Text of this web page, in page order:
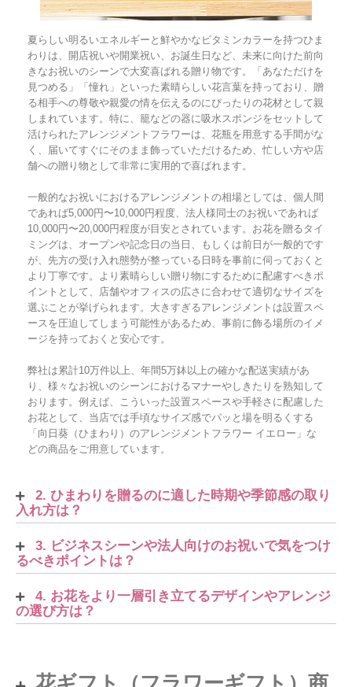
夏らしい明るいエネルギーと鮮やかなビタミンカラーを持つひま
わりは、開店祝いや開業祝い、お誕生日など、未来に向けた前向
きなお祝いのシーンで大変喜ばれる贈り物です。「あなただけを
見つめる」「憧れ」といった素晴らしい花言葉を持っており、贈
る相手への尊敬や親愛の情を伝えるのにぴったりの花材として親
しまれています。特に、籠などの器に吸水スポンジをセットして
活けられたアレンジメントフラワーは、花瓶を用意する手間がな
く、届いてすぐにそのまま飾っていただけるため、忙しい方や店
舗への贈り物として非常に実用的で喜ばれます。
一般的なお祝いにおけるアレンジメントの相場としては、個人間
であれば5,000円〜10,000円程度、法人様同士のお祝いであれば
10,000円〜20,000円程度が目安とされています。お花を贈るタイ
ミングは、オープンや記念日の当日、もしくは前日が一般的です
が、先方の受け入れ態勢が整っている日時を事前に伺っておくと
より丁寧です。より素晴らしい贈り物にするために配慮すべきポ
イントとして、店舗やオフィスの広さに合わせて適切なサイズを
選ぶことが挙げられます。大きすぎるアレンジメントは設置スペ
ースを圧迫してしまう可能性があるため、事前に飾る場所のイメ
ージを持っておくと安心です。
弊社は累計10万件以上、年間5万鉢以上の確かな配送実績があ
り、様々なお祝いのシーンにおけるマナーやしきたりを熟知して
おります。例えば、こういった設置スペースや手軽さに配慮した
お花として、当店では手頃なサイズ感でパッと場を明るくする
「向日葵（ひまわり）のアレンジメントフラワー イエロー」な
どの商品をご用意しています。
2. ひまわりを贈るのに適した時期や季節感の取り
入れ方は？
3. ビジネスシーンや法人向けのお祝いで気をつけ
るべきポイントは？
4. お花をより一層引き立てるデザインやアレンジ
の選び方は？